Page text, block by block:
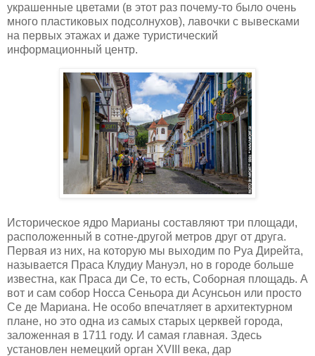
украшенные цветами (в этот раз почему-то было очень
много пластиковых подсолнухов), лавочки с вывесками
на первых этажах и даже туристический
информационный центр.
Историческое ядро Марианы составляют три площади,
расположенный в сотне-другой метров друг от друга.
Первая из них, на которую мы выходим по Руа Дирейта,
называется Праса Клудиу Мануэл, но в городе больше
известна, как Праса ди Се, то есть, Соборная площадь. А
вот и сам собор Носса Сеньора ди Асунсьон или просто
Се де Мариана. Не особо впечатляет в архитектурном
плане, но это одна из самых старых церквей города,
заложенная в 1711 году. И самая главная. Здесь
установлен немецкий орган XVIII века, дар